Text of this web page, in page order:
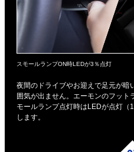
スモールランプON時LEDが3％点灯
夜間のドライブやお迎えで足元が暗
囲気が出ません。エーモンのフッ
モールランプ点灯時はLEDが点灯
します。